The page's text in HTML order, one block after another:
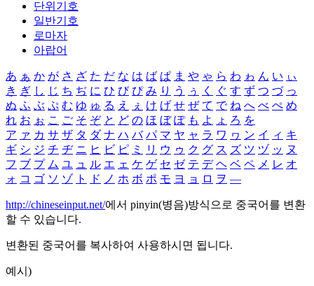
단위기호
일반기호
로마자
아랍어
あ ぁ か が さ ざ た だ な は ば ぱ ま や ゃ ら わ ゎ ん い ぃ
き ぎ し じ ち ぢ に ひ び ぴ み り う ぅ く ぐ す ず つ づ っ
ぬ ふ ぶ ぷ む ゆ ゅ る え ぇ け げ せ ぜ て で ね へ べ ぺ め
れ お ぉ こ ご そ ぞ と ど の ほ ぼ ぽ も よ ょ ろ を
ア ァ カ サ ザ タ ダ ナ ハ バ パ マ ヤ ャ ラ ワ ヮ ン イ ィ キ
ギ シ ジ チ ヂ ニ ヒ ビ ピ ミ リ ウ ゥ ク グ ス ズ ツ ヅ ッ ヌ
フ ブ プ ム ユ ュ ル エ ェ ケ ゲ セ ゼ テ デ ヘ ベ ペ メ レ オ
ォ コ ゴ ソ ゾ ト ド ノ ホ ボ ポ モ ヨ ョ ロ ヲ ―
http://chineseinput.net/에서 pinyin(병음)방식으로 중국어를 변환
할 수 있습니다.
변환된 중국어를 복사하여 사용하시면 됩니다.
예시)